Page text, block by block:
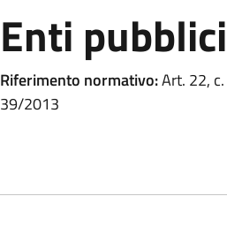
Enti
Riferimento normativo:Art. 22,
39/2013